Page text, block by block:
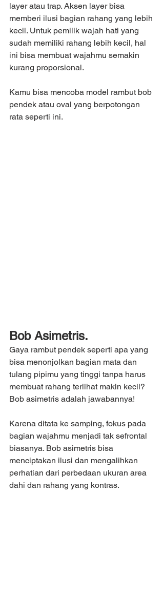
layer atau trap. Aksen layer bisa
memberi ilusi bagian rahang yang lebih
kecil. Untuk pemilik wajah hati yang
sudah memiliki rahang lebih kecil, hal
ini bisa membuat wajahmu semakin
kurang proporsional.
Kamu bisa mencoba model rambut bob
pendek atau oval yang berpotongan
rata seperti ini.
Bob Asimetris.
Gaya rambut pendek seperti apa yang
bisa menonjolkan bagian mata dan
tulang pipimu yang tinggi tanpa harus
membuat rahang terlihat makin kecil?
Bob asimetris adalah jawabannya!
Karena ditata ke samping, fokus pada
bagian wajahmu menjadi tak sefrontal
biasanya. Bob asimetris bisa
menciptakan ilusi dan mengalihkan
perhatian dari perbedaan ukuran area
dahi dan rahang yang kontras.